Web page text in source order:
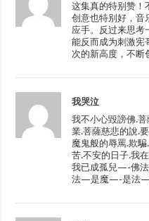
这集真的特别赞！
创意也特别好，音
应手。反过来思考
能反而成为刺激宪
次的新高度，不断
我哭泣
我不小心毀謗佛.
業.菩薩慈悲的說.
魔鬼般的辱罵.欺
苦.不安的日子.我
我已成孤兒—-佛法
法—是魔—-是法—